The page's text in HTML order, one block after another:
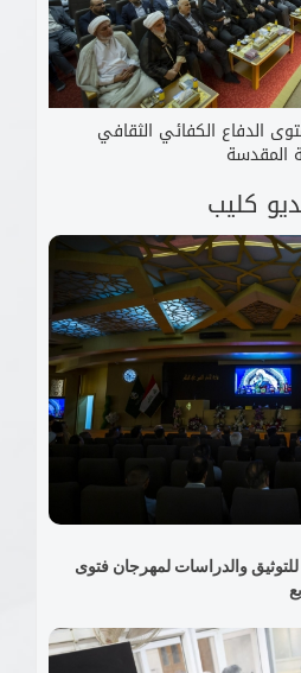
الدفاع الكفائي الثقافي
المقدسة
كليب
والدراسات لمهرجان فتوى